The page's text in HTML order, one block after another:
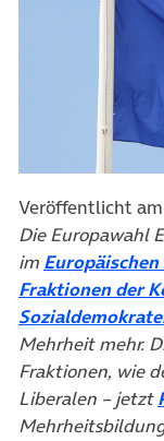
Veröffentlicht
Die Europawahl
im
Fraktionen der
Mehrheit mehr.
Fraktionen, wie
Liberalen – jetzt